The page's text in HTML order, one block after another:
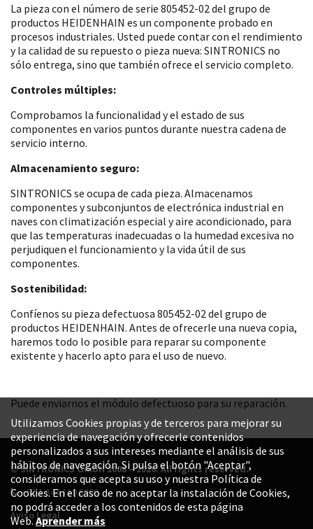
La pieza con el número de serie 805452-02 del grupo de
productos HEIDENHAIN es un componente probado en
procesos industriales. Usted puede contar con el rendimiento
y la calidad de su repuesto o pieza nueva: SINTRONICS no
sólo entrega, sino que también ofrece el servicio completo.
Controles múltiples:
Comprobamos la funcionalidad y el estado de sus
componentes en varios puntos durante nuestra cadena de
servicio interno.
Almacenamiento seguro:
SINTRONICS se ocupa de cada pieza. Almacenamos
componentes y subconjuntos de electrónica industrial en
naves con climatización especial y aire acondicionado, para
que las temperaturas inadecuadas o la humedad excesiva no
perjudiquen el funcionamiento y la vida útil de sus
componentes.
Sostenibilidad:
Confíenos su pieza defectuosa 805452-02 del grupo de
productos HEIDENHAIN. Antes de ofrecerle una nueva copia,
haremos todo lo posible para reparar su componente
existente y hacerlo apto para el uso de nuevo.
Puede enviarnos el módulo defectuoso para su reparación.
© SINTRONICS GmbH 2008 – 2026. All rights reserved.
+52 1 844 119 8800
Aviso Legal
Utilizamos Cookies propias y de terceros para mejorar su
experiencia de navegación y ofrecerle contenidos
personalizados a sus intereses mediante el análisis de sus
hábitos de navegación. Si pulsa el botón "Aceptar",
consideramos que acepta su uso y nuestra Política de
Cookies. En el caso de no aceptar la instalación de Cookies,
no podrá acceder a los contenidos de esta página
Web.Aprender más